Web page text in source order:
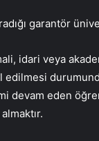
garantör
idari veya
devam eden